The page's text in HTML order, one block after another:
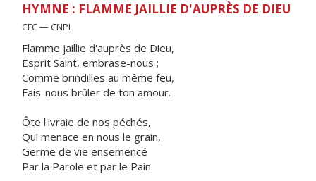
HYMNE : FLAMME JAILLIE D'AUPRÈS DE DIEU
CFC — CNPL
Flamme jaillie d'auprès de Dieu,
Esprit Saint, embrase-nous ;
Comme brindilles au même feu,
Fais-nous brûler de ton amour.
Ôte l'ivraie de nos péchés,
Qui menace en nous le grain,
Germe de vie ensemencé
Par la Parole et par le Pain.